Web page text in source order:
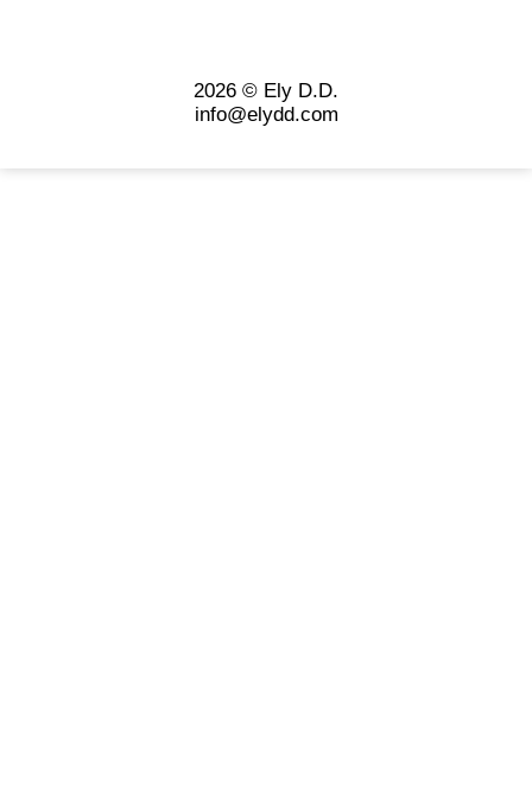
2026 © Ely D.D.
info@elydd.com